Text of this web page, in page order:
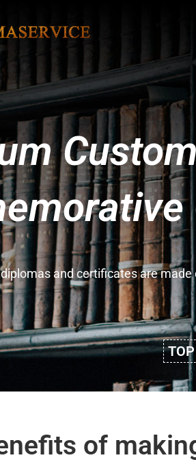
and certificates are made
of